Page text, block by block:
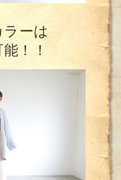
ーは
！！